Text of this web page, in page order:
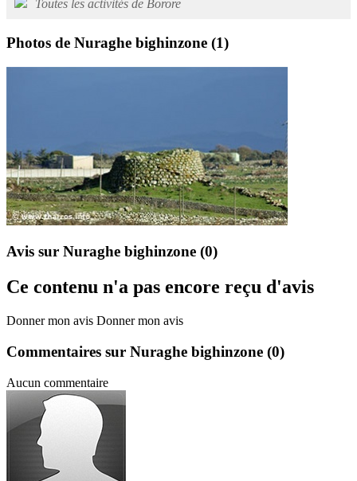
Toutes les activités de Borore
Photos de Nuraghe bighinzone (1)
Avis sur Nuraghe bighinzone (0)
Ce contenu n'a pas encore reçu d'avis
Donner mon avis Donner mon avis
Commentaires sur Nuraghe bighinzone (0)
Aucun commentaire